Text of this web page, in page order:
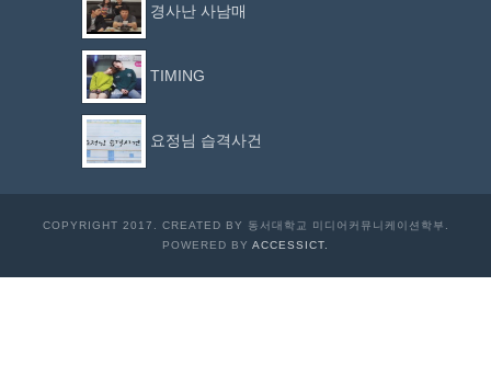
경사난 사남매
TIMING
요정님 습격사건
COPYRIGHT 2017. CREATED BY 동서대학교 미디어커뮤니케이션학부.
POWERED BY ACCESSICT.